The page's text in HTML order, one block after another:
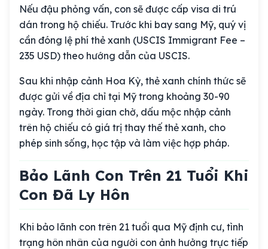
Nếu đậu phỏng vấn, con sẽ được cấp visa di trú
dán trong hộ chiếu. Trước khi bay sang Mỹ, quý vị
cần đóng lệ phí thẻ xanh (USCIS Immigrant Fee –
235 USD) theo hướng dẫn của USCIS.
Sau khi nhập cảnh Hoa Kỳ, thẻ xanh chính thức sẽ
được gửi về địa chỉ tại Mỹ trong khoảng 30-90
ngày. Trong thời gian chờ, dấu mộc nhập cảnh
trên hộ chiếu có giá trị thay thế thẻ xanh, cho
phép sinh sống, học tập và làm việc hợp pháp.
Bảo Lãnh Con Trên 21 Tuổi Khi
Con Đã Ly Hôn
Khi bảo lãnh con trên 21 tuổi qua Mỹ định cư, tình
trạng hôn nhân của người con ảnh hưởng trực tiếp